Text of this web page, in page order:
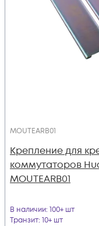
MOUTEARB01
Крепление для
коммутаторов
MOUTEARB01
В наличии: 100+ шт
Транзит: 10+ шт